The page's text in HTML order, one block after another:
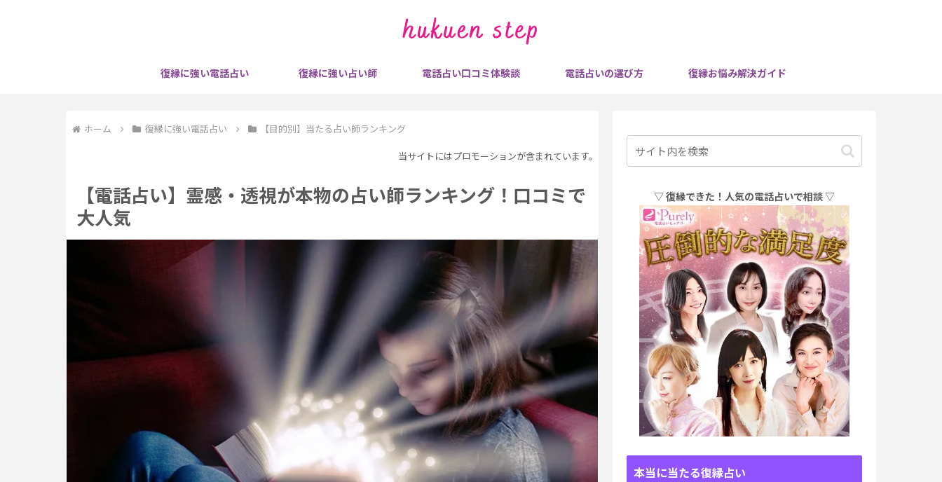
復縁に強い電話占い 復縁に強い占い師 電話占い口コミ体験談 電話占いの選び方 復縁お悩み解決ガイド
ホーム 復縁に強い電話占い 【目的別】当たる占い師ランキング
当サイトにはプロモーションが含まれています。
【電話占い】霊感・透視が本物の占い師ランキング！口コミで
大人気
▽ 復縁できた！人気の電話占いで相談 ▽
本当に当たる復縁占い